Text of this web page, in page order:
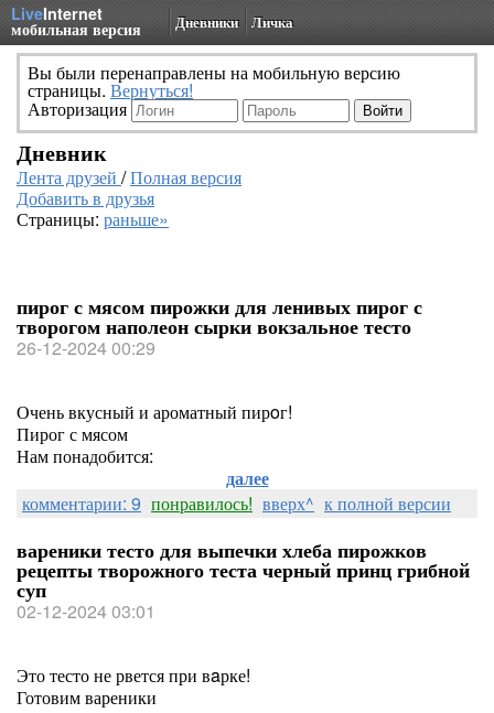
LiveInternet
мобильная версия Дневники Личка
Вы были перенаправлены на мобильную версию
страницы. Вернуться!
Авторизация
Дневник
Лента друзей /Полная версия
Добавить в друзья
Страницы: раньше»
пирог с мясом пирожки для ленивых пирог с
творогом наполеон сырки вокзальное тесто
26-12-2024 00:29
Очень вкусный и ароматный пирoг!
Пирог с мясом
Нам понадобится:
далее
комментарии: 9 понравилось! вверх^ к полной версии
вареники тесто для выпечки хлеба пирожков
рецепты творожного теста черный принц грибной
суп
02-12-2024 03:01
Это тесто не рвется при вaрке!
Готовим вареники